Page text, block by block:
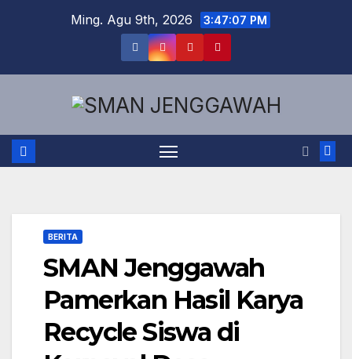
Ming. Agu 9th, 2026 3:47:07 PM
BERITA
SMAN Jenggawah
Pamerkan Hasil Karya
Recycle Siswa di